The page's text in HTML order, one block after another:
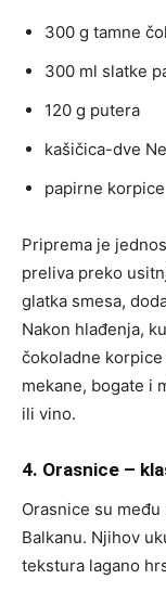
300 g tamne
300 ml slatke
120 g putera
kašičica-dve
papirne korpice
Priprema je
preliva preko
glatka smesa,
Nakon hlađenja,
čokoladne
mekane, bogate i
ili vino.
4. Orasnice –
Orasnice su
Balkanu. Njihov
tekstura lagano